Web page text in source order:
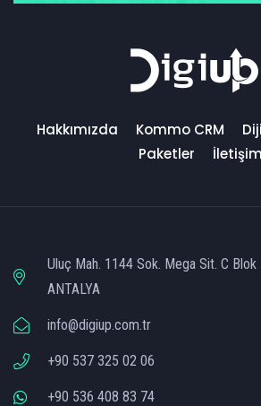
Hakkımızda Kommo CRM
Paketler
İletişim
Uluç Mah. 1144 Sok. Mega Sit. C Blok
ANTALYA
info@digiup.com.tr
+90 537 325 02 06
+90 536 408 83 74